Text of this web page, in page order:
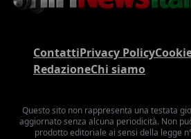
ContattiPrivacy Policy
RedazioneChi siamo
Questo sito non rappresenta una testata
aggiornato senza alcuna periodicità. Non
prodotto editoriale ai sensi della legge